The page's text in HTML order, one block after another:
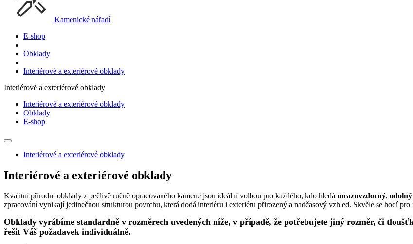
Kamenické nářadí
E-shop
Obklady
Interiérové a exteriérové obklady
Interiérové a exteriérové obklady
Interiérové a exteriérové obklady
Obklady
E-shop
Interiérové a exteriérové obklady
Interiérové a exteriérové obklady
Kvalitní přírodní obklady z pečlivě ručně opracovaného kamene jsou ideální volbou pro každého, kdo hledá mrazuvzdorný, odolný
zpracování vynikají jedinečnou strukturou povrchu, která dodá interiéru i exteriéru přirozený a nadčasový vzhled. Skvěle se hodí
Obklady vyrábíme standardně v rozměrech uvedených níže, v případě, že potřebujete jiný rozměr, či
řešit Váš požadavek individuálně.